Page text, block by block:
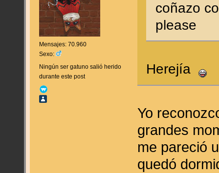
Mensajes: 70.960
Sexo:
Ningún ser gatuno salió herido
durante este post
coñazo
please
Herejía
Yo
grandes
me pareció
quedó